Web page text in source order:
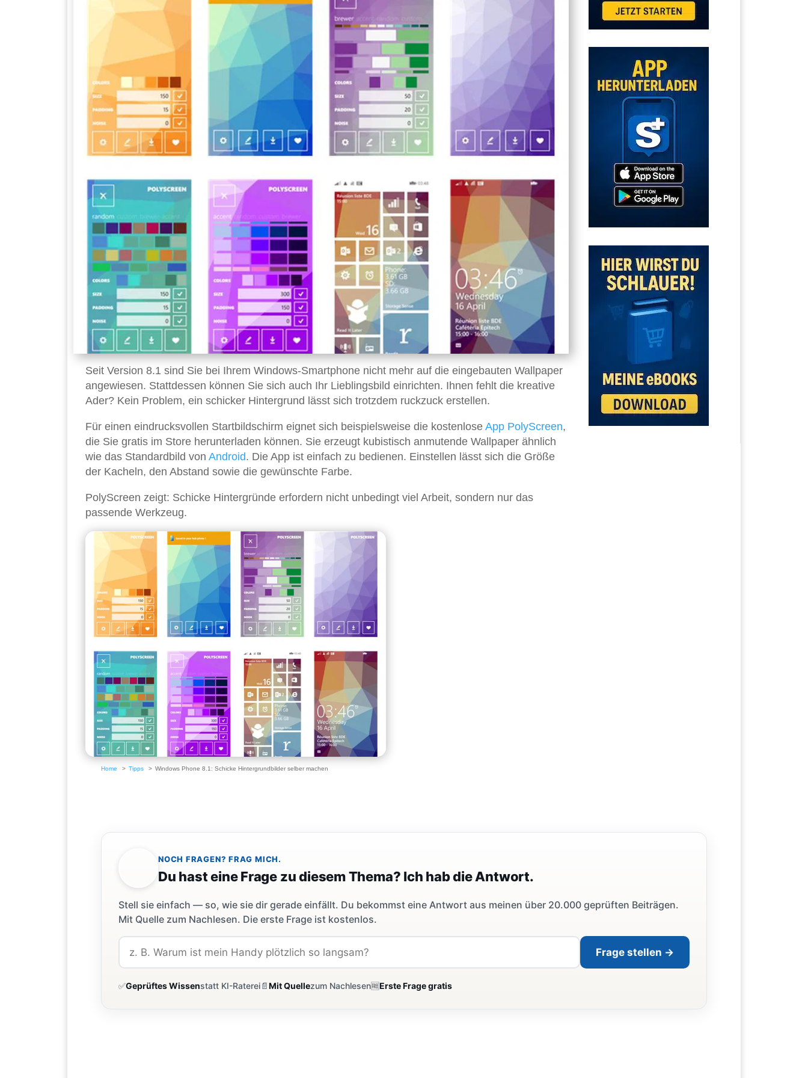
Seit Version 8.1 sind Sie bei Ihrem Windows-Smartphone nicht mehr auf die eingebauten Wallpaper
angewiesen. Stattdessen können Sie sich auch Ihr Lieblingsbild einrichten. Ihnen fehlt die kreative
Ader? Kein Problem, ein schicker Hintergrund lässt sich trotzdem ruckzuck erstellen.
Für einen eindrucksvollen Startbildschirm eignet sich beispielsweise die kostenlose App PolyScreen,
die Sie gratis im Store herunterladen können. Sie erzeugt kubistisch anmutende Wallpaper ähnlich
wie das Standardbild von Android. Die App ist einfach zu bedienen. Einstellen lässt sich die Größe
der Kacheln, den Abstand sowie die gewünschte Farbe.
PolyScreen zeigt: Schicke Hintergründe erfordern nicht unbedingt viel Arbeit, sondern nur das
passende Werkzeug.
Home Tipps Windows Phone 8.1: Schicke Hintergrundbilder selber machen
NOCH FRAGEN? FRAG MICH.
Du hast eine Frage zu diesem Thema? Ich hab die Antwort.
Stell sie einfach — so, wie sie dir gerade einfällt. Du bekommst eine Antwort aus meinen über 20.000 geprüften Beiträgen.
Mit Quelle zum Nachlesen. Die erste Frage ist kostenlos.
Frage stellen →
✅Geprüftes Wissenstatt KI-Raterei📄Mit Quellezum Nachlesen🆓Erste Frage gratis